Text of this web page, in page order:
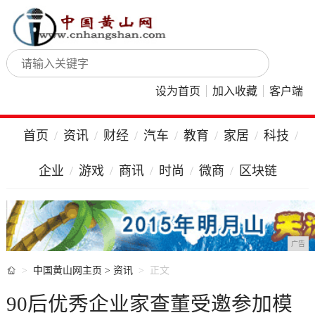
设为首页 加入收藏 客户端
首页 资讯 财经 汽车 教育 家居 科技
企业 游戏 商讯 时尚 微商 区块链
广告
 中国黄山网主页 > 资讯 正文
90后优秀企业家查董受邀参加模